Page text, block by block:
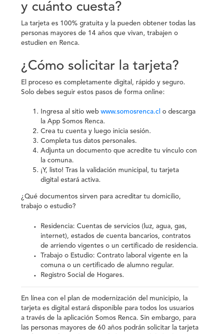
y cuánto cuesta?
La tarjeta es 100% gratuita y la pueden obtener todas las
personas mayores de 14 años que vivan, trabajen o
estudien en Renca.
¿Cómo solicitar la tarjeta?
El proceso es completamente digital, rápido y seguro.
Solo debes seguir estos pasos de forma online:
Ingresa al sitio web www.somosrenca.cl o descarga
la App Somos Renca.
Crea tu cuenta y luego inicia sesión.
Completa tus datos personales.
Adjunta un documento que acredite tu vínculo con
la comuna.
¡Y, listo! Tras la validación municipal, tu tarjeta
digital estará activa.
¿Qué documentos sirven para acreditar tu domicilio,
trabajo o estudio?
Residencia: Cuentas de servicios (luz, agua, gas,
internet), estados de cuenta bancarios, contratos
de arriendo vigentes o un certificado de residencia.
Trabajo o Estudio: Contrato laboral vigente en la
comuna o un certificado de alumno regular.
Registro Social de Hogares.
En línea con el plan de modernización del municipio,
la
tarjeta es digital estará disponible para todos los usuarios
a través de la aplicación Somos Renca. Sin embargo, para
las personas mayores de 60 años podrán solicitar la tarjeta